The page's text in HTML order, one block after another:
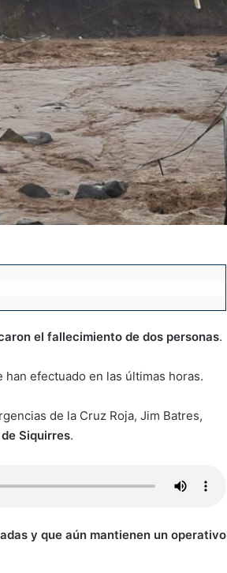
el fallecimiento de dos personas.
efectuado en las últimas horas.
de la Cruz Roja, Jim Batres,
Siquirres.
y que aún mantienen un operativo